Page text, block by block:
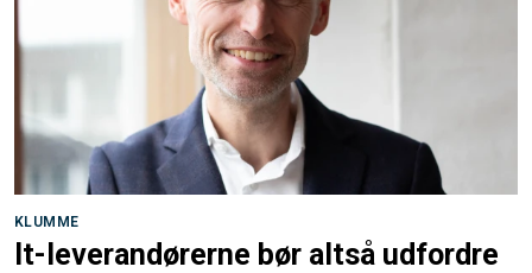
KLUMME
It-leverandørerne bør altså udfordre